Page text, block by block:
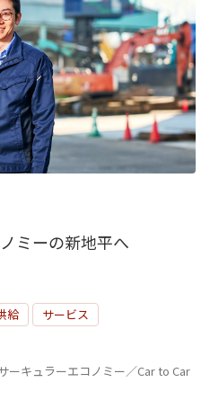
ミーの新地平へ
給
サービス
ーキュラーエコノミー／Car to Car